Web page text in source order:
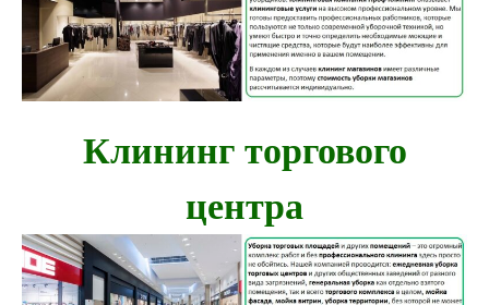
Клининг торгового
центра